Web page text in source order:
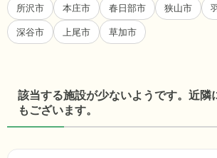
所沢市 本庄市 春日部市 狭山市
深谷市 上尾市 草加市
該当する施設が少ないようです。近隣
もございます。